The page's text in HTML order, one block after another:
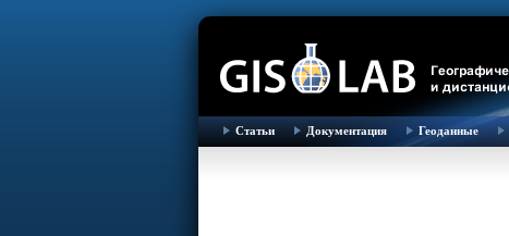
Статьи Документация Геоданные